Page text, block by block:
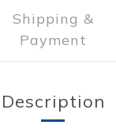
Shipping &
Payment
Description